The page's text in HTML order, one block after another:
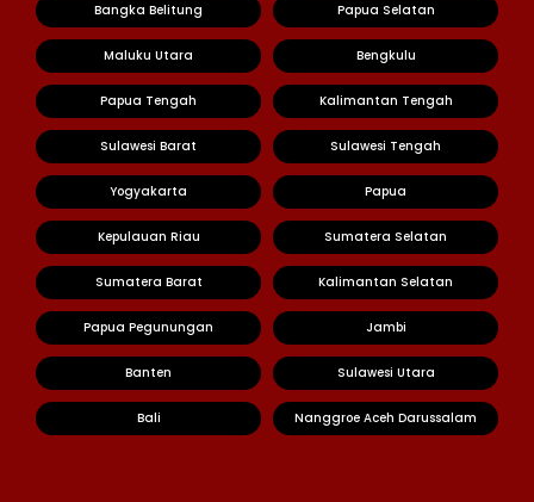
Bangka Belitung Papua Selatan
Maluku Utara Bengkulu
Papua Tengah Kalimantan Tengah
Sulawesi Barat Sulawesi Tengah
Yogyakarta Papua
Kepulauan Riau Sumatera Selatan
Sumatera Barat Kalimantan Selatan
Papua Pegunungan Jambi
Banten Sulawesi Utara
Bali Nanggroe Aceh Darussalam